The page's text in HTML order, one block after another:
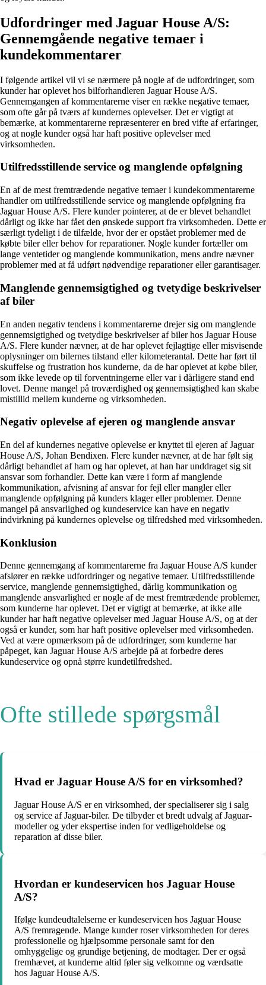
Udfordringer med Jaguar House A/S:
Gennemgående negative temaer i
kundekommentarer
I følgende artikel vil vi se nærmere på nogle af de udfordringer, som
kunder har oplevet hos bilforhandleren Jaguar House A/S.
Gennemgangen af kommentarerne viser en række negative temaer,
som ofte går på tværs af kundernes oplevelser. Det er vigtigt at
bemærke, at kommentarerne repræsenterer en bred vifte af erfaringer,
og at nogle kunder også har haft positive oplevelser med
virksomheden.
Utilfredsstillende service og manglende opfølgning
En af de mest fremtrædende negative temaer i kundekommentarerne
handler om utilfredsstillende service og manglende opfølgning fra
Jaguar House A/S. Flere kunder pointerer, at de er blevet behandlet
dårligt og ikke har fået den ønskede support fra virksomheden. Dette er
særligt tydeligt i de tilfælde, hvor der er opstået problemer med de
købte biler eller behov for reparationer. Nogle kunder fortæller om
lange ventetider og manglende kommunikation, mens andre nævner
problemer med at få udført nødvendige reparationer eller garantisager.
Manglende gennemsigtighed og tvetydige beskrivelser
af biler
En anden negativ tendens i kommentarerne drejer sig om manglende
gennemsigtighed og tvetydige beskrivelser af biler hos Jaguar House
A/S. Flere kunder nævner, at de har oplevet fejlagtige eller misvisende
oplysninger om bilernes tilstand eller kilometerantal. Dette har ført til
skuffelse og frustration hos kunderne, da de har oplevet at købe biler,
som ikke levede op til forventningerne eller var i dårligere stand end
lovet. Denne mangel på troværdighed og gennemsigtighed kan skabe
mistillid mellem kunderne og virksomheden.
Negativ oplevelse af ejeren og manglende ansvar
En del af kundernes negative oplevelse er knyttet til ejeren af Jaguar
House A/S, Johan Bendixen. Flere kunder nævner, at de har følt sig
dårligt behandlet af ham og har oplevet, at han har unddraget sig sit
ansvar som forhandler. Dette kan være i form af manglende
kommunikation, afvisning af ansvar for fejl eller mangler eller
manglende opfølgning på kunders klager eller problemer. Denne
mangel på ansvarlighed og kundeservice kan have en negativ
indvirkning på kundernes oplevelse og tilfredshed med virksomheden.
Konklusion
Denne gennemgang af kommentarerne fra Jaguar House A/S kunder
afslører en række udfordringer og negative temaer. Utilfredsstillende
service, manglende gennemsigtighed, dårlig kommunikation og
manglende ansvarlighed er nogle af de mest fremtrædende problemer,
som kunderne har oplevet. Det er vigtigt at bemærke, at ikke alle
kunder har haft negative oplevelser med Jaguar House A/S, og at der
også er kunder, som har haft positive oplevelser med virksomheden.
Ved at være opmærksom på de udfordringer, som kunderne har
påpeget, kan Jaguar House A/S arbejde på at forbedre deres
kundeservice og opnå større kundetilfredshed.
Ofte stillede spørgsmål
Hvad er Jaguar House A/S for en virksomhed?
Jaguar House A/S er en virksomhed, der specialiserer sig i salg
og service af Jaguar-biler. De tilbyder et bredt udvalg af Jaguar-
modeller og yder ekspertise inden for vedligeholdelse og
reparation af disse biler.
Hvordan er kundeservicen hos Jaguar House
A/S?
Ifølge kundeudtalelserne er kundeservicen hos Jaguar House
A/S fremragende. Mange kunder roser virksomheden for deres
professionelle og hjælpsomme personale samt for den
omhyggelige og grundige betjening, de modtager. Der er også
fremhævet, at kunderne altid føler sig velkomne og værdsatte
hos Jaguar House A/S.